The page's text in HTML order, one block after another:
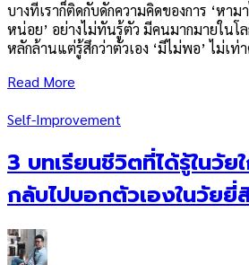
บางทีเราก็ติดกับดักความคิดของการ ‘หาม
หน่อย’ อย่างไม่ทันรู้ตัว มีคนมากมายในโ
หลักล้านแต่รู้สึกว่าตัวเอง ‘มีไม่พอ’ ไม่เท่
Read More
Self-Improvement
3 บทเรียนชีวิตที่ได้รู้ในวัย
กลับไปบอกตัวเองในวัยยี่